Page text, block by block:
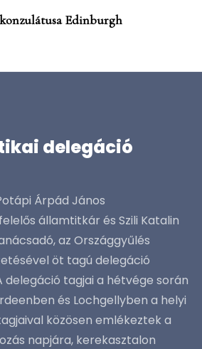
Edinburgh
main menu
delegáció
Árpád János
államtitkár és Szili Katalin
az Országgyűlés
öt tagú delegáció
delegáció tagjai a hétvége során
és Lochgellyben a helyi
közösen emlékeztek a
napjára, kerekasztalon